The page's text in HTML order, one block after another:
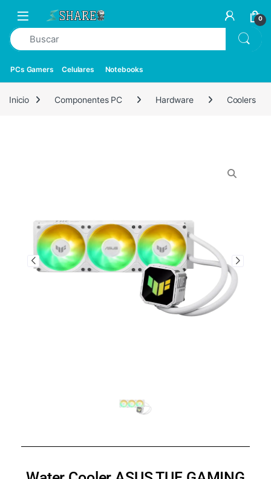
0
PCs Gamers Celulares Notebooks
Inicio Componentes PC Hardware Coolers